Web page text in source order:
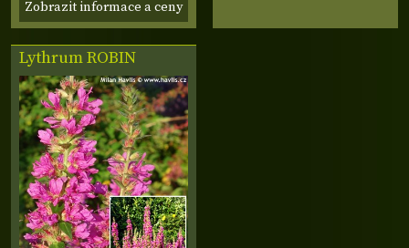
Zobrazit informace a ceny
LythrumROBIN